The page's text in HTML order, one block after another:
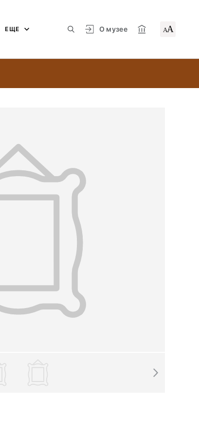
О музее АА
ЕЩЕ